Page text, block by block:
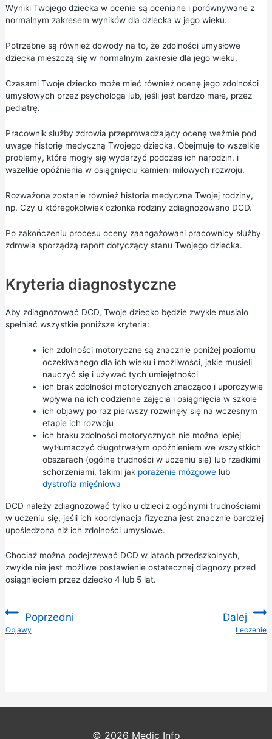
Wyniki Twojego dziecka w ocenie są oceniane i porównywane z
normalnym zakresem wyników dla dziecka w jego wieku.
Potrzebne są również dowody na to, że zdolności umysłowe
dziecka mieszczą się w normalnym zakresie dla jego wieku.
Czasami Twoje dziecko może mieć również ocenę jego zdolności
umysłowych przez psychologa lub, jeśli jest bardzo małe, przez
pediatrę.
Pracownik służby zdrowia przeprowadzający ocenę weźmie pod
uwagę historię medyczną Twojego dziecka. Obejmuje to wszelkie
problemy, które mogły się wydarzyć podczas ich narodzin, i
wszelkie opóźnienia w osiągnięciu kamieni milowych rozwoju.
Rozważona zostanie również historia medyczna Twojej rodziny,
np. Czy u któregokolwiek członka rodziny zdiagnozowano DCD.
Po zakończeniu procesu oceny zaangażowani pracownicy służby
zdrowia sporządzą raport dotyczący stanu Twojego dziecka.
Kryteria diagnostyczne
Aby zdiagnozować DCD, Twoje dziecko będzie zwykle musiało
spełniać wszystkie poniższe kryteria:
ich zdolności motoryczne są znacznie poniżej poziomu
oczekiwanego dla ich wieku i możliwości, jakie musieli
nauczyć się i używać tych umiejętności
ich brak zdolności motorycznych znacząco i uporczywie
wpływa na ich codzienne zajęcia i osiągnięcia w szkole
ich objawy po raz pierwszy rozwinęły się na wczesnym
etapie ich rozwoju
ich braku zdolności motorycznych nie można lepiej
wytłumaczyć długotrwałym opóźnieniem we wszystkich
obszarach (ogólne trudności w uczeniu się) lub rzadkimi
schorzeniami, takimi jak porażenie mózgowelub
dystrofia mięśniowa
DCD należy zdiagnozować tylko u dzieci z ogólnymi trudnościami
w uczeniu się, jeśli ich koordynacja fizyczna jest znacznie bardziej
upośledzona niż ich zdolności umysłowe.
Chociaż można podejrzewać DCD w latach przedszkolnych,
zwykle nie jest możliwe postawienie ostatecznej diagnozy przed
osiągnięciem przez dziecko 4 lub 5 lat.
Poprzedni
:Objawy
Dalej
Leczenie
© 2026 Medic Info